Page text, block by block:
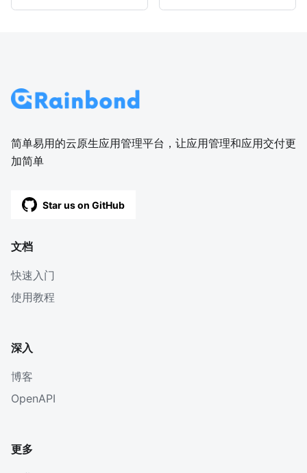
简单易用的云原生应用管理平台，让应用管理和应用交付更
加简单
Star us on GitHub
文档
快速入门
使用教程
深入
博客
OpenAPI
更多